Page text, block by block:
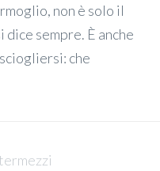
non è solo il
dice sempre. È anche
che